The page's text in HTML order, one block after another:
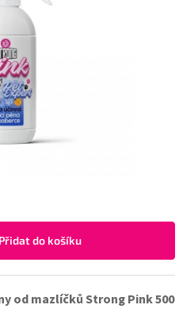
Přidat do košíku
od mazlíčků Strong Pink 500